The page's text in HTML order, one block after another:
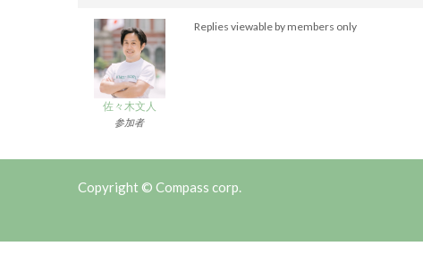
佐々木文人
参加者
Replies viewable by members only
Copyright © Compass corp.